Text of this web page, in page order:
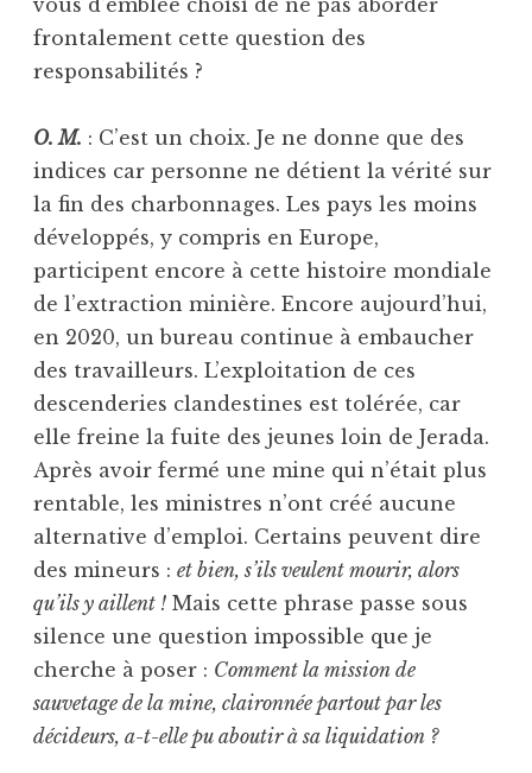
vous d’emblée choisi de ne pas aborder
frontalement cette question des
responsabilités ?
O. M. : C’est un choix. Je ne donne que des
indices car personne ne détient la vérité sur
la fin des charbonnages. Les pays les moins
développés, y compris en Europe,
participent encore à cette histoire mondiale
de l’extraction minière. Encore aujourd’hui,
en 2020, un bureau continue à embaucher
des travailleurs. L’exploitation de ces
descenderies clandestines est tolérée, car
elle freine la fuite des jeunes loin de Jerada.
Après avoir fermé une mine qui n’était plus
rentable, les ministres n’ont créé aucune
alternative d’emploi. Certains peuvent dire
des mineurs : et bien, s’ils veulent mourir, alors
qu’ils y aillent ! Mais cette phrase passe sous
silence une question impossible que je
cherche à poser : Comment la mission de
sauvetage de la mine, claironnée partout par les
décideurs, a-t-elle pu aboutir à sa liquidation ?